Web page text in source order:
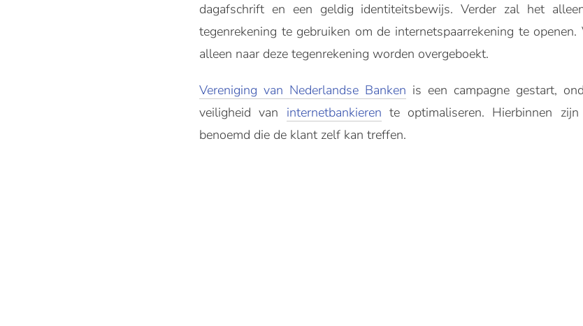
dagafschrift en een geldig identiteitsbewijs. Verder zal het
tegenrekening te gebruiken om de internetspaarrekening te
alleen naar deze tegenrekening worden overgeboekt.
Vereniging van Nederlandse Banken is een campagne gestart,
veiligheid van internetbankieren te optimaliseren. Hierbinnen
benoemd die de klant zelf kan treffen.